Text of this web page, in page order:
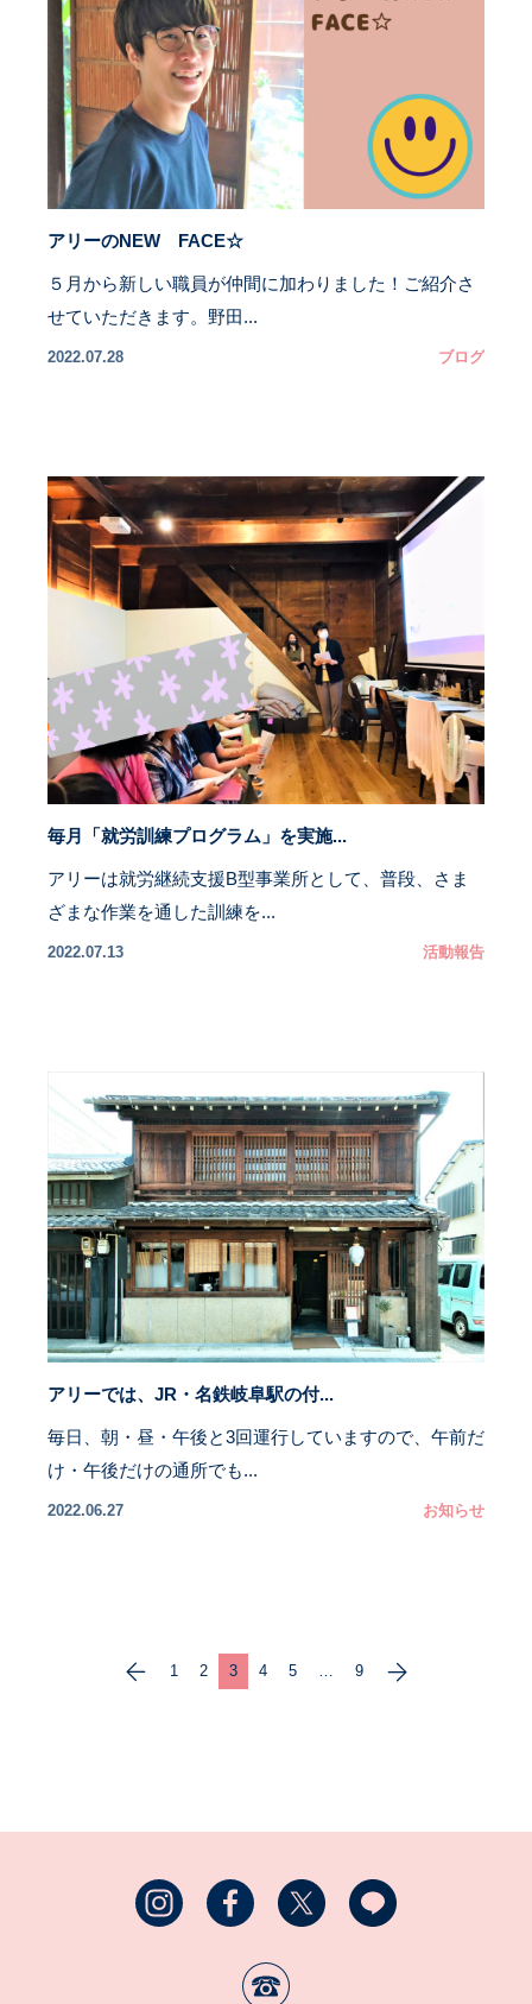
アリーのNEW FACE☆
５月から新しい職員が仲間に加わりました！ご紹介さ
せていただきます。野田...
2022.07.28 ブログ
毎月「就労訓練プログラム」を実施...
アリーは就労継続支援B型事業所として、普段、さま
ざまな作業を通した訓練を...
2022.07.13 活動報告
アリーでは、JR・名鉄岐阜駅の付...
毎日、朝・昼・午後と3回運行していますので、午前だ
け・午後だけの通所でも...
2022.06.27 お知らせ
1 2 3 4 5 … 9